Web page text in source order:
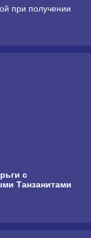
при получении
с
Танзанитами